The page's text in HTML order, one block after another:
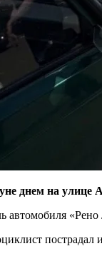
днем на улице
автомобиля
пострадал